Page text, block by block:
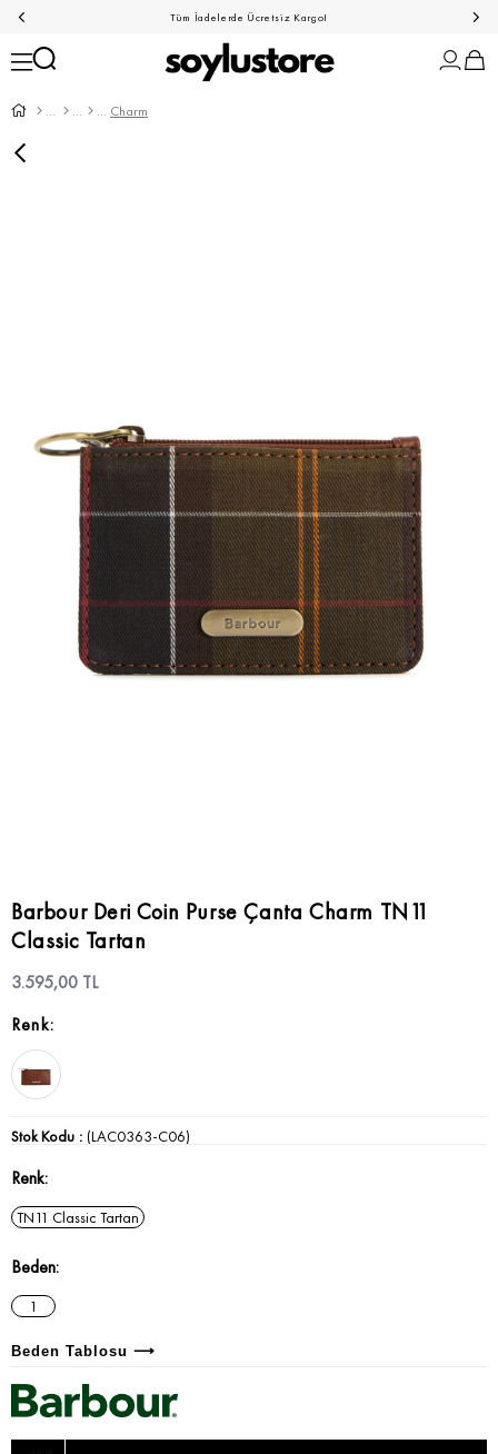
Tüm İadelerde Ücretsiz Kargo!
Charm
Barbour Deri Coin Purse Çanta Charm TN11
Classic Tartan
3.595,00 TL
Stok Kodu (LAC0363-C06)
Renk
TN11 Classic Tartan
Beden
1
Beden Tablosu ⟶